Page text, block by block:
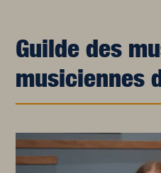
Guilde des
musiciennes